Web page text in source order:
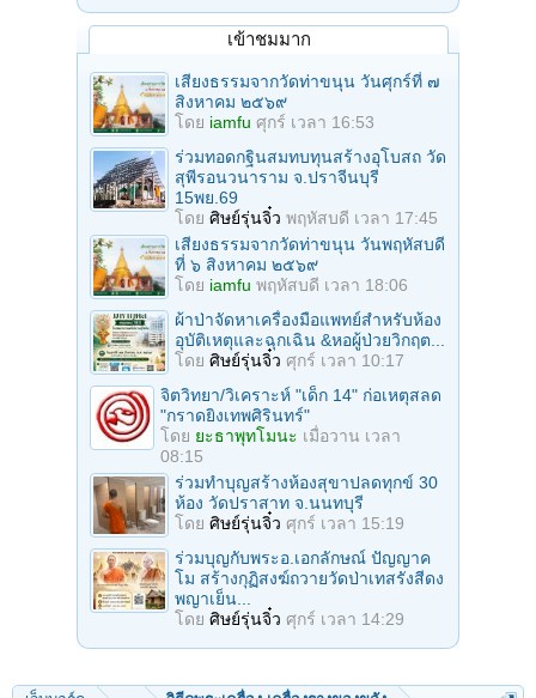
เข้าชมมาก
เสียงธรรมจากวัดท่าขนุน วันศุกร์ที่ ๗
สิงหาคม ๒๕๖๙
โดย iamfu ศุกร์ เวลา 16:53
ร่วมทอดกฐินสมทบทุนสร้างอุโบสถ วัด
สุพีรอนวนาราม จ.ปราจีนบุรี
15พย.69
โดย ศิษย์รุ่นจิ๋ว พฤหัสบดี เวลา 17:45
เสียงธรรมจากวัดท่าขนุน วันพฤหัสบดี
ที่ ๖ สิงหาคม ๒๕๖๙
โดย iamfu พฤหัสบดี เวลา 18:06
ผ้าป่าจัดหาเครื่องมือแพทย์สำหรับห้อง
อุบัติเหตุและฉุกเฉิน &หอผู้ป่วยวิกฤต...
โดย ศิษย์รุ่นจิ๋ว ศุกร์ เวลา 10:17
จิตวิทยา/วิเคราะห์ "เด็ก 14" ก่อเหตุสลด
"กราดยิงเทพศิรินทร์"
โดย ยะธาพุทโมนะ เมื่อวาน เวลา
08:15
ร่วมทําบุญสร้างห้องสุขาปลดทุกข์ 30
ห้อง วัดปราสาท จ.นนทบุรี
โดย ศิษย์รุ่นจิ๋ว ศุกร์ เวลา 15:19
ร่วมบุญกับพระอ.เอกลักษณ์ ปัญญาค
โม สร้างกุฏิสงฆ์ถวายวัดป่าเทสรังสีดง
พญาเย็น...
โดย ศิษย์รุ่นจิ๋ว ศุกร์ เวลา 14:29